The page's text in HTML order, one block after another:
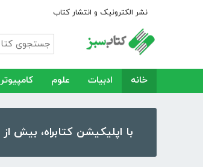
نشر الکترونیک و انتشار کتاب
خانه ادبیات علوم کامپیوتر
با اپلیکیشن کتابراه، بیش از ۵۰،۰۰۰ کتاب، کتاب صوتی و رمان را در موبایل و تبلت خود داشته باشید!